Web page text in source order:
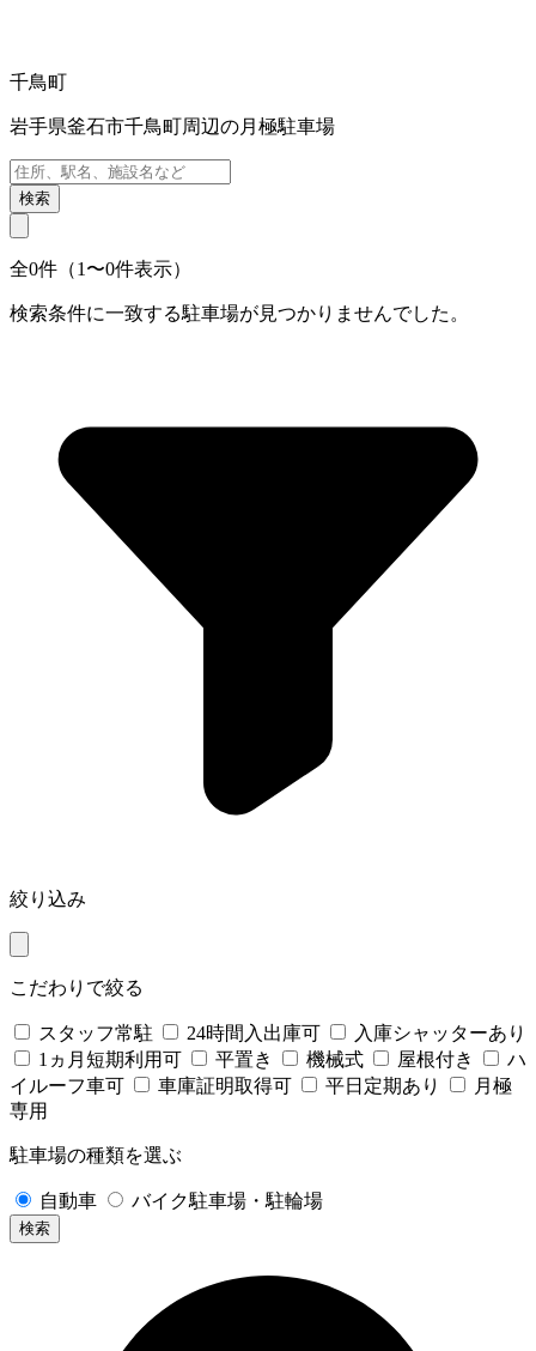
千鳥町
岩手県釜石市千鳥町周辺の月極駐車場
検索
全0件（1〜0件表示）
検索条件に一致する駐車場が見つかりませんでした。
絞り込み
こだわりで絞る
スタッフ常駐 24時間入出庫可
入庫シャッターあり
1ヵ月短期利用可
平置き 機械式 屋根付き
ハ
イルーフ車可
車庫証明取得可 平日定期あり
月極
専用
駐車場の種類を選ぶ
自動車 バイク駐車場・駐輪場
検索